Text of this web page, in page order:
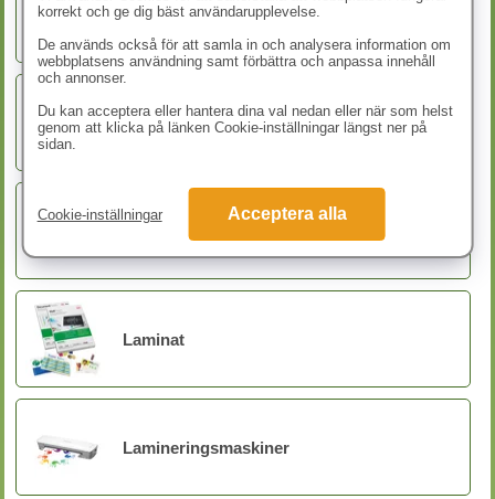
Bordsräknare
Dokumentförstörare
Laminat
Lamineringsmaskiner
korrekt och ge dig bäst användarupplevelse.
De används också för att samla in och analysera information om
webbplatsens användning samt förbättra och anpassa innehåll
och annonser.
Du kan acceptera eller hantera dina val nedan eller när som helst
genom att klicka på länken Cookie-inställningar längst ner på
sidan.
Cookie-inställningar Acceptera alla